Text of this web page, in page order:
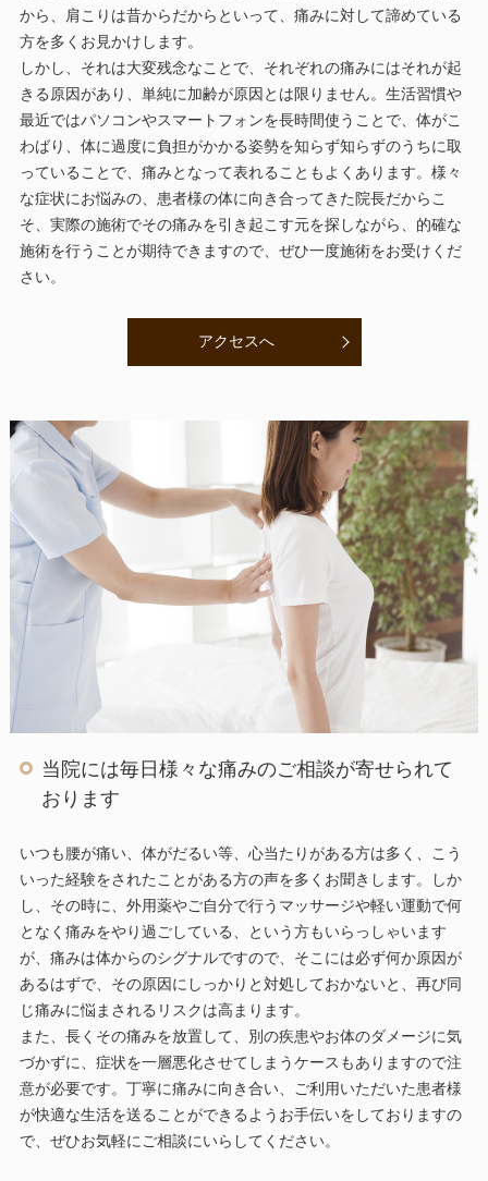
から、肩こりは昔からだからといって、痛みに対して諦めている
方を多くお見かけします。
しかし、それは大変残念なことで、それぞれの痛みにはそれが起
きる原因があり、単純に加齢が原因とは限りません。生活習慣や
最近ではパソコンやスマートフォンを長時間使うことで、体がこ
わばり、体に過度に負担がかかる姿勢を知らず知らずのうちに取
っていることで、痛みとなって表れることもよくあります。様々
な症状にお悩みの、患者様の体に向き合ってきた院長だからこ
そ、実際の施術でその痛みを引き起こす元を探しながら、的確な
施術を行うことが期待できますので、ぜひ一度施術をお受けくだ
さい。
アクセスへ
当院には毎日様々な痛みのご相談が寄せられて
おります
いつも腰が痛い、体がだるい等、心当たりがある方は多く、こう
いった経験をされたことがある方の声を多くお聞きします。しか
し、その時に、外用薬やご自分で行うマッサージや軽い運動で何
となく痛みをやり過ごしている、という方もいらっしゃいます
が、痛みは体からのシグナルですので、そこには必ず何か原因が
あるはずで、その原因にしっかりと対処しておかないと、再び同
じ痛みに悩まされるリスクは高まります。
また、長くその痛みを放置して、別の疾患やお体のダメージに気
づかずに、症状を一層悪化させてしまうケースもありますので注
意が必要です。丁寧に痛みに向き合い、ご利用いただいた患者様
が快適な生活を送ることができるようお手伝いをしておりますの
で、ぜひお気軽にご相談にいらしてください。